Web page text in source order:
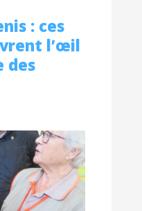
: ces
l’œil
des